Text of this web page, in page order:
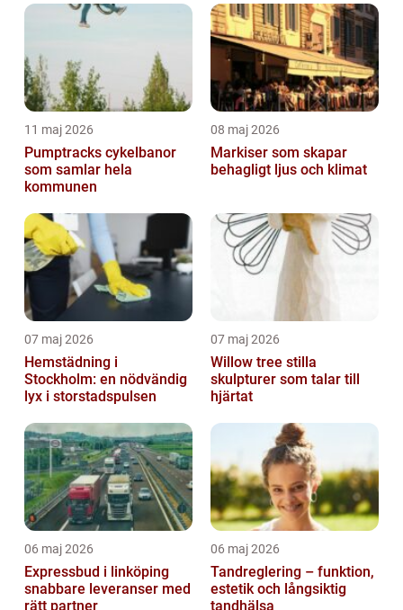
11 maj 2026
Pumptracks cykelbanor
som samlar hela
kommunen
08 maj 2026
Markiser som skapar
behagligt ljus och klimat
07 maj 2026
Hemstädning i
Stockholm: en nödvändig
lyx i storstadspulsen
07 maj 2026
Willow tree stilla
skulpturer som talar till
hjärtat
06 maj 2026
Expressbud i linköping
snabbare leveranser med
rätt partner
06 maj 2026
Tandreglering – funktion,
estetik och långsiktig
tandhälsa